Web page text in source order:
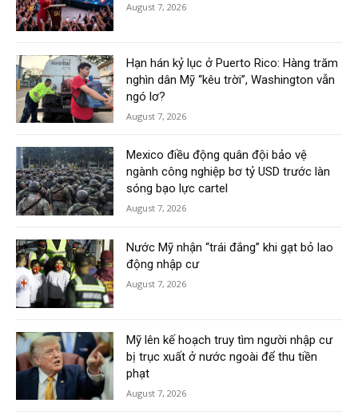
August 7, 2026
Hạn hán kỷ lục ở Puerto Rico: Hàng trăm
nghìn dân Mỹ “kêu trời”, Washington vẫn
ngó lơ?
August 7, 2026
Mexico điều động quân đội bảo vệ
ngành công nghiệp bơ tỷ USD trước làn
sóng bạo lực cartel
August 7, 2026
Nước Mỹ nhận “trái đắng” khi gạt bỏ lao
động nhập cư
August 7, 2026
Mỹ lên kế hoạch truy tìm người nhập cư
bị trục xuất ở nước ngoài để thu tiền
phạt
August 7, 2026